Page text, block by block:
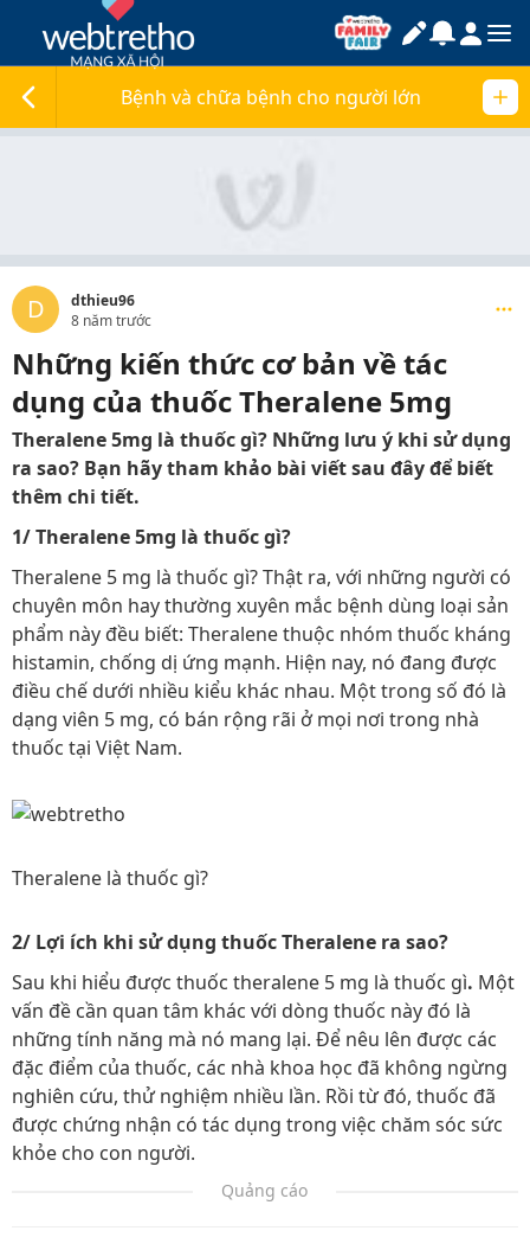
Bệnh và chữa bệnh cho người lớn
D
dthieu96
8 năm trước
Những kiến thức cơ bản về tác
dụng của thuốc Theralene 5mg
Theralene 5mg là thuốc gì? Những lưu ý khi sử dụng
ra sao? Bạn hãy tham khảo bài viết sau đây để biết
thêm chi tiết.
1/ Theralene 5mg là thuốc gì?
Theralene 5 mg là thuốc gì? Thật ra, với những người có
chuyên môn hay thường xuyên mắc bệnh dùng loại sản
phẩm này đều biết: Theralene thuộc nhóm thuốc kháng
histamin, chống dị ứng mạnh. Hiện nay, nó đang được
điều chế dưới nhiều kiểu khác nhau. Một trong số đó là
dạng viên 5 mg, có bán rộng rãi ở mọi nơi trong nhà
thuốc tại Việt Nam.
Theralene là thuốc gì?
2/ Lợi ích khi sử dụng thuốc Theralene ra sao?
Sau khi hiểu được thuốc theralene 5 mg là thuốc gì. Một
vấn đề cần quan tâm khác với dòng thuốc này đó là
những tính năng mà nó mang lại. Để nêu lên được các
đặc điểm của thuốc, các nhà khoa học đã không ngừng
nghiên cứu, thử nghiệm nhiều lần. Rồi từ đó, thuốc đã
được chứng nhận có tác dụng trong việc chăm sóc sức
khỏe cho con người.
Quảng cáo